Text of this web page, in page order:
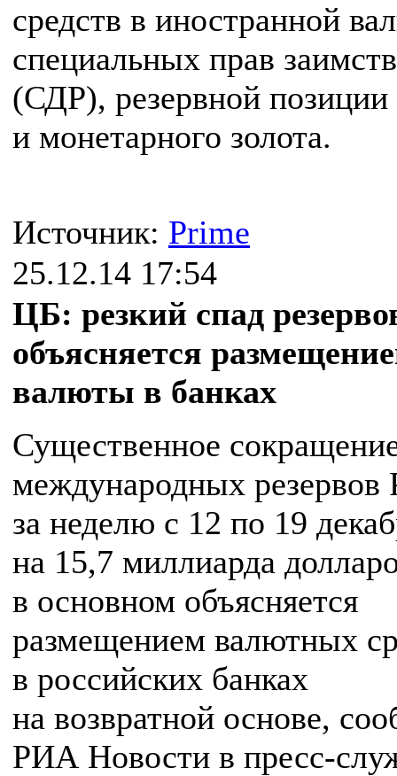
средств в иностранной
специальных прав
(СДР), резервной
и монетарного золота.
Источник: Prime
25.12.14 17:54
ЦБ: резкий спад
объясняется
валюты в банках
Существенное
международных
за неделю с 12 по 19
на 15,7 миллиарда
в основном объясняется
размещением валютных
в российских банках
на возвратной основе,
РИА Новости в пресс-